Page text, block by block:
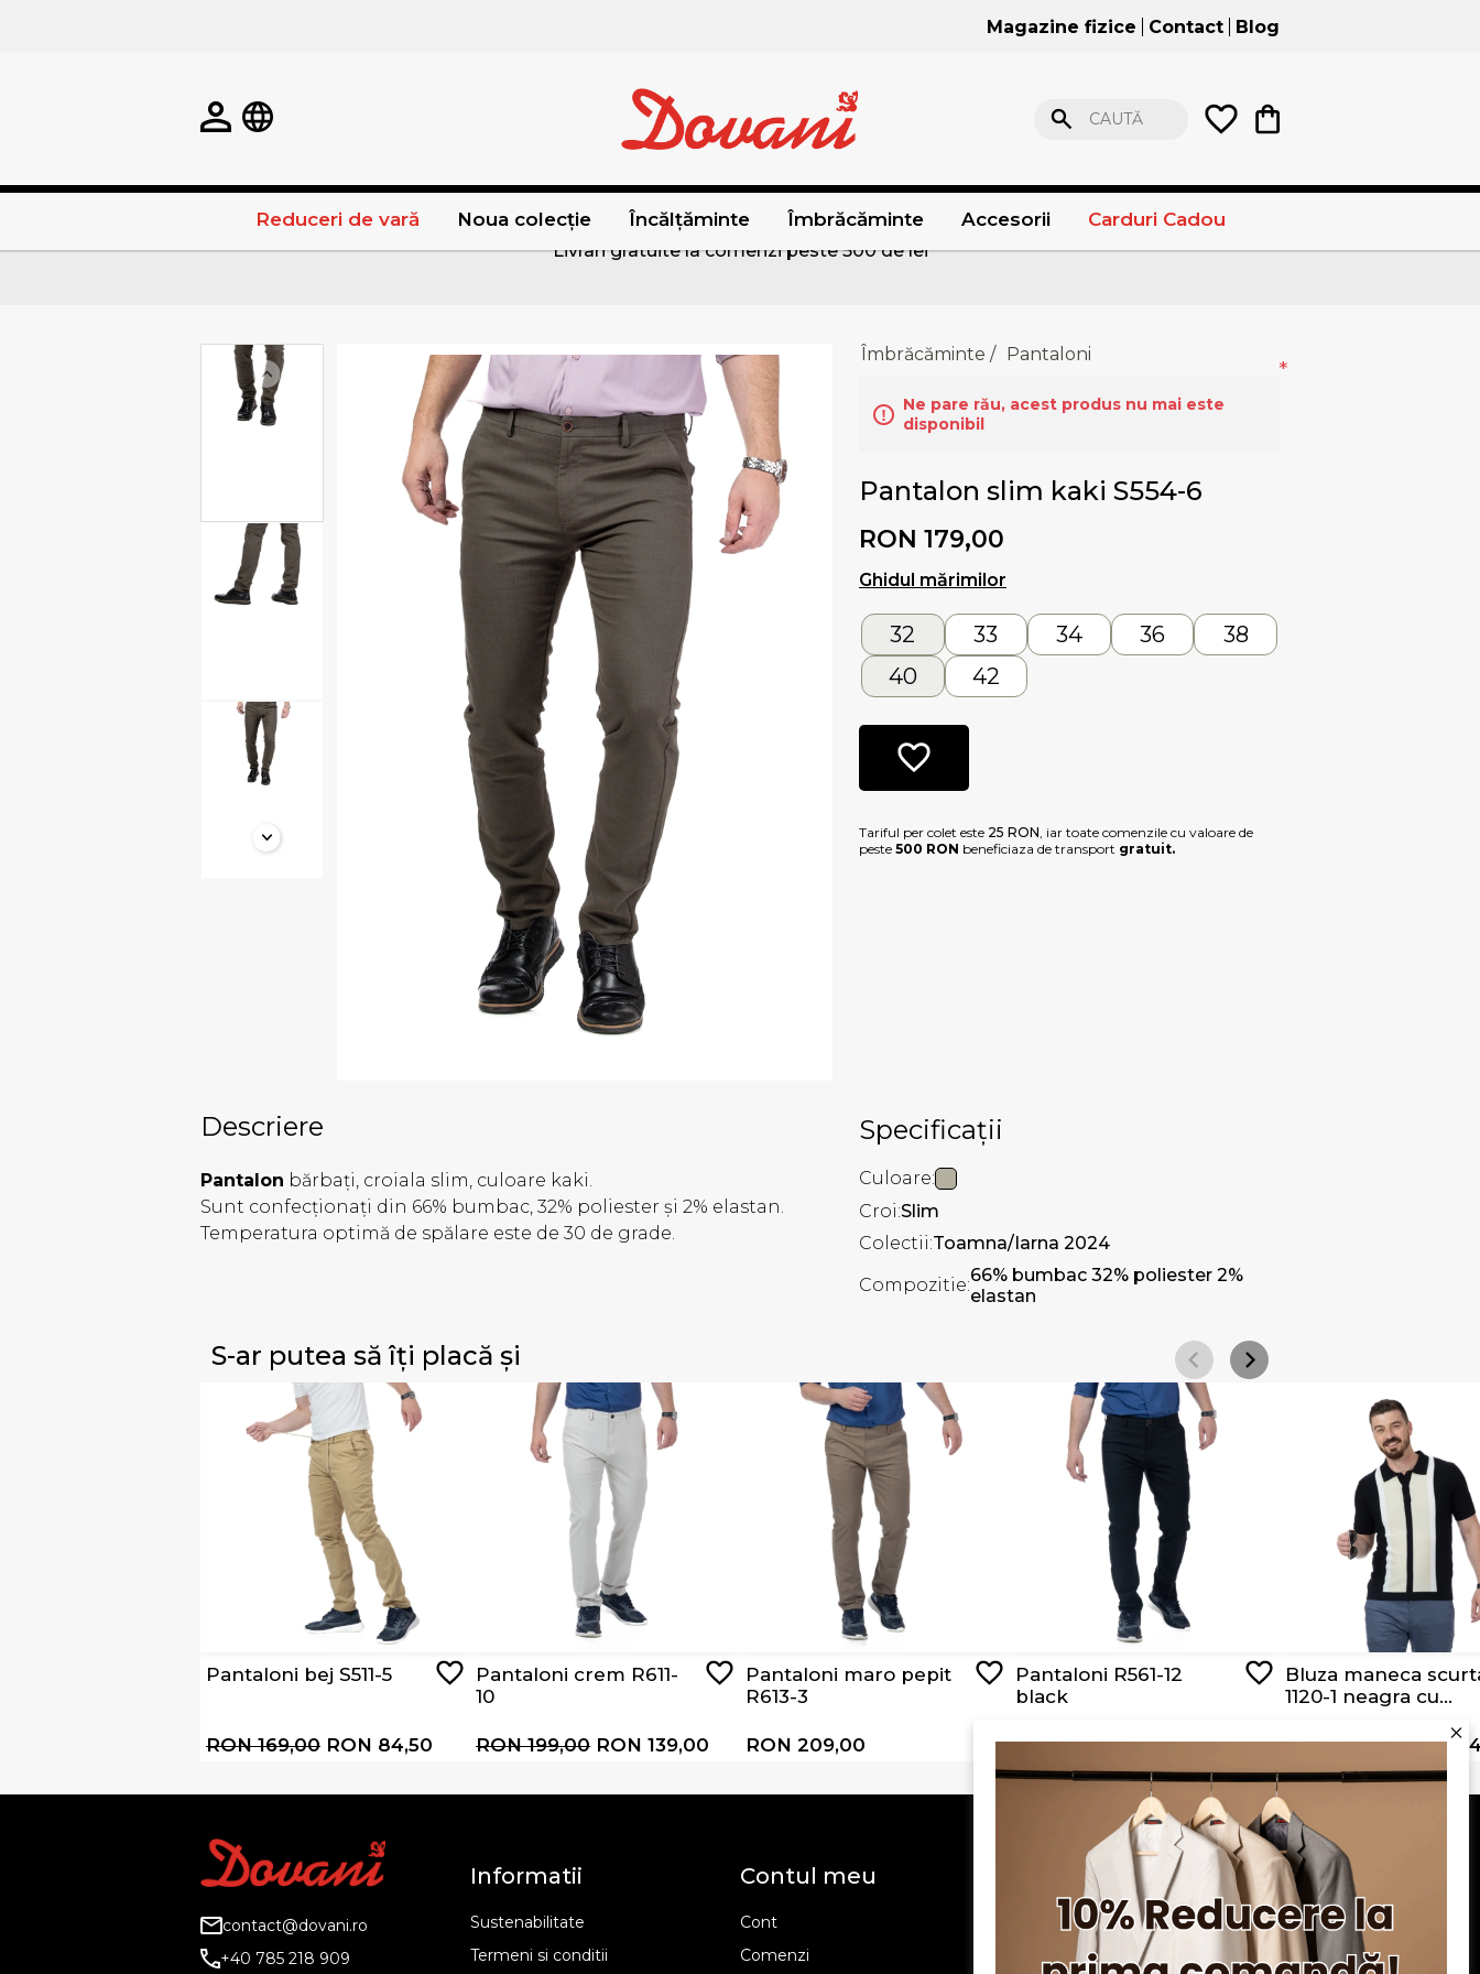
Magazine fizice Contact Blog
CAUTĂ
Reduceri de vară Noua colecție Încălțăminte Îmbrăcăminte Accesorii Carduri Cadou
Livrari gratuite la comenzi peste 500 de lei
Îmbrăcăminte / Pantaloni
Ne pare rău, acest produs nu mai este
disponibil
Pantalon slim kaki S554-6
RON 179,00
Ghidul mărimilor
*
32 33 34 36
38
40
42
Tariful per colet este 25 RON , iar toate comenzile cu valoare de
peste 500 RON beneficiaza de transport gratuit.
Descriere
Pantalon bărbați, croiala slim, culoare kaki.
Sunt confecționați din 66% bumbac, 32% poliester și 2% elastan.
Temperatura optimă de spălare este de 30 de grade.
Specificații
Culoare:
Croi:Slim
Colectii:Toamna/Iarna 2024
Compozitie:66% bumbac 32% poliester 2%
elastan
S-ar putea să îți placă și
Pantaloni bej S511-5
RON 169,00 RON 84,50
Pantaloni crem R611-
10
RON 199,00 RON 139,00
Pantaloni maro pepit
R613-3
RON 209,00
Pantaloni R561-12
black
RON 209,00
Bluza maneca
1120-1 neagra cu
RON 129,00 RON
contact@dovani.ro
+40 785 218 909
Informatii
Sustenabilitate
Termeni si conditii
Contul meu
Cont
Comenzi
Serviciu clienți
Apariții în presă